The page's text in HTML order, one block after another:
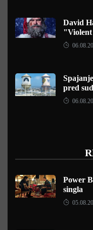
David
pred
Power
singla